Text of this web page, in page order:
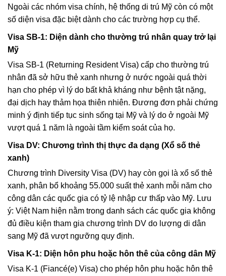
Ngoài các nhóm visa chính, hệ thống di trú Mỹ còn có một
số diện visa đặc biệt dành cho các trường hợp cụ thể.
Visa SB-1: Diện dành cho thường trú nhân quay trở lại
Mỹ
Visa SB-1 (Returning Resident Visa) cấp cho thường trú
nhân đã sở hữu thẻ xanh nhưng ở nước ngoài quá thời
hạn cho phép vì lý do bất khả kháng như bệnh tật nặng,
đại dịch hay thảm họa thiên nhiên. Đương đơn phải chứng
minh ý định tiếp tục sinh sống tại Mỹ và lý do ở ngoài Mỹ
vượt quá 1 năm là ngoài tầm kiểm soát của họ.
Visa DV: Chương trình thị thực đa dạng (Xổ số thẻ
xanh)
Chương trình Diversity Visa (DV) hay còn gọi là xổ số thẻ
xanh, phân bổ khoảng 55.000 suất thẻ xanh mỗi năm cho
công dân các quốc gia có tỷ lệ nhập cư thấp vào Mỹ. Lưu
ý: Việt Nam hiện nằm trong danh sách các quốc gia không
đủ điều kiện tham gia chương trình DV do lượng di dân
sang Mỹ đã vượt ngưỡng quy định.
Visa K-1: Diện hôn phu hoặc hôn thê của công dân Mỹ
Visa K-1 (Fiancé(e) Visa) cho phép hôn phu hoặc hôn thê